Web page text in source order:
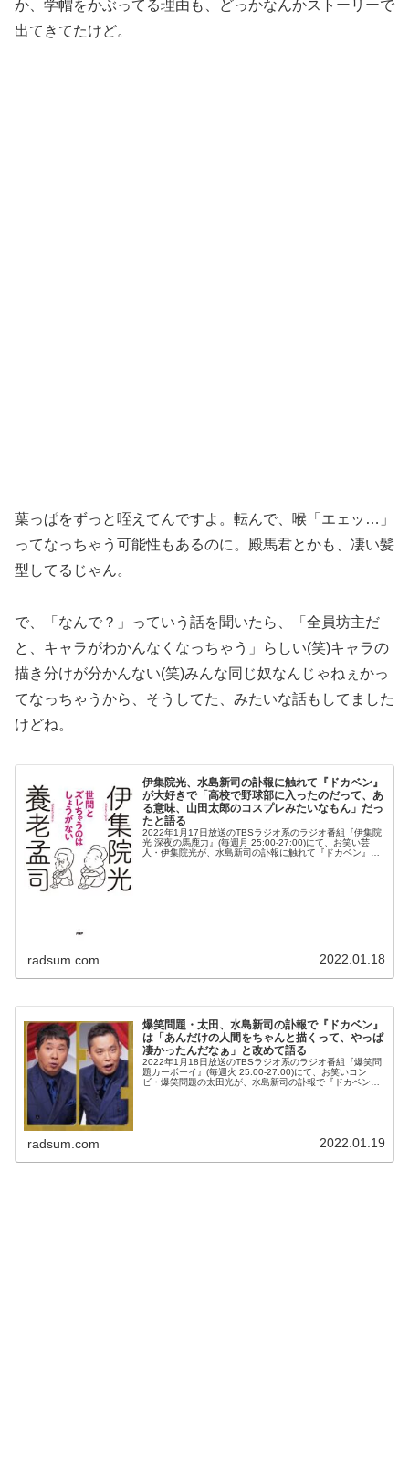
か、学帽をかぶってる理由も、どっかなんかストーリーで
出てきてたけど。
葉っぱをずっと咥えてんですよ。転んで、喉「エェッ…」
ってなっちゃう可能性もあるのに。殿馬君とかも、凄い髪
型してるじゃん。
で、「なんで？」っていう話を聞いたら、「全員坊主だ
と、キャラがわかんなくなっちゃう」らしい(笑)キャラの
描き分けが分かんない(笑)みんな同じ奴なんじゃねぇかっ
てなっちゃうから、そうしてた、みたいな話もしてました
けどね。
伊集院光、水島新司の訃報に触れて『ドカベン』
が大好きで「高校で野球部に入ったのだって、あ
る意味、山田太郎のコスプレみたいなもん」だっ
たと語る
2022年1月17日放送のTBSラジオ系のラジオ番組『伊集院
光 深夜の馬鹿力』(毎週月 25:00-27:00)にて、お笑い芸
人・伊集院光が、水島新司の訃報に触れて『ドカベン』が
radsum.com 2022.01.18
爆笑問題・太田、水島新司の訃報で『ドカベン』
は「あんだけの人間をちゃんと描くって、やっぱ
凄かったんだなぁ」と改めて語る
2022年1月18日放送のTBSラジオ系のラジオ番組『爆笑問
題カーボーイ』(毎週火 25:00-27:00)にて、お笑いコン
ビ・爆笑問題の太田光が、水島新司の訃報で『ドカベン』
radsum.com 2022.01.19